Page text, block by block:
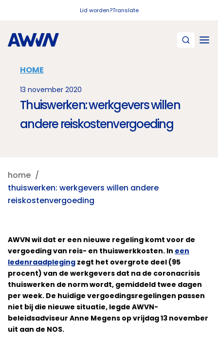
Lid worden?Translate
HOME
13 november 2020
Thuiswerken: werkgevers willen
andere reiskostenvergoeding
home
thuiswerken: werkgevers willen andere
reiskostenvergoeding
AWVN wil dat er een nieuwe regeling komt voor de
vergoeding van reis- en thuiswerkkosten. In een
ledenraadpleging zegt het overgrote deel (95
procent) van de werkgevers dat na de coronacrisis
thuiswerken de norm wordt, gemiddeld twee dagen
per week. De huidige vergoedingsregelingen passen
niet bij die nieuwe situatie, legde AWVN-
beleidsadviseur Anne Megens op vrijdag 13 november
uit aan de NOS.